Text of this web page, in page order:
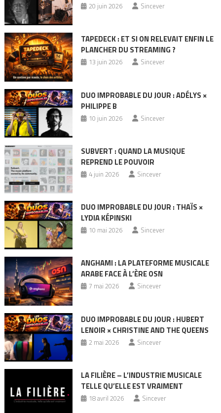
20 juin 2026 Sincever
TAPEDECK : ET SI ON RELEVAIT ENFIN LE
PLANCHER DU STREAMING ?
13 juin 2026 Sincever
DUO IMPROBABLE DU JOUR : ADÉLYS ×
PHILIPPE B
10 juin 2026 Sincever
SUBVERT : QUAND LA MUSIQUE
REPREND LE POUVOIR
4 juin 2026 Sincever
DUO IMPROBABLE DU JOUR : THAÏS ×
LYDIA KÉPINSKI
10 mai 2026 Sincever
ANGHAMI : LA PLATEFORME MUSICALE
ARABE FACE À L’ÈRE OSN
7 mai 2026 Sincever
DUO IMPROBABLE DU JOUR : HUBERT
LENOIR × CHRISTINE AND THE QUEENS
2 mai 2026 Sincever
LA FILIÈRE – L’INDUSTRIE MUSICALE
TELLE QU’ELLE EST VRAIMENT
18 avril 2026 Sincever